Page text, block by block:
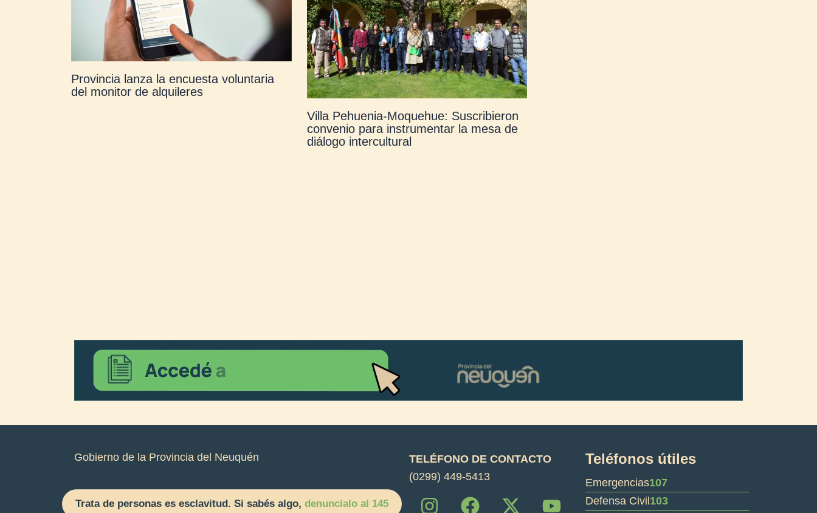
Provincia lanza la encuesta voluntaria
del monitor de alquileres
Villa Pehuenia-Moquehue: Suscribieron
convenio para instrumentar la mesa de
diálogo intercultural
Gobierno de la Provincia del Neuquén
Trata de personas es esclavitud. Si sabés algo, denuncialo al 145
TELÉFONO DE CONTACTO
(0299) 449-5413
I
F
X
Y
Teléfonos útiles
Emergencias107
Defensa Civil 103